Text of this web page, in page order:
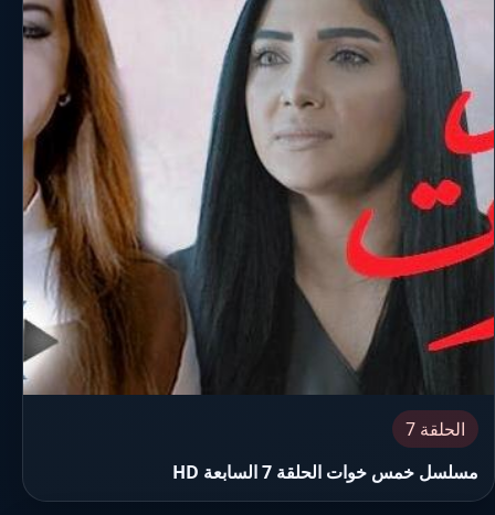
الحلقة 7
مسلسل خمس خوات الحلقة 7 السابعة HD